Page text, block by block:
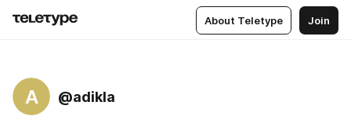
About Teletype Join
A @adikla